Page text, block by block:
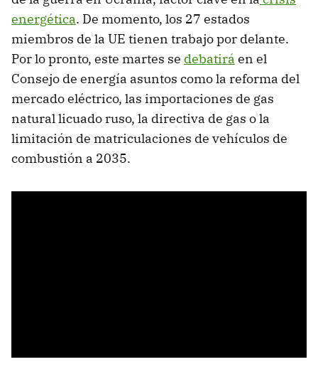
energética. De momento, los 27 estados
miembros de la UE tienen trabajo por delante.
Por lo pronto, este martes se debatirá en el
Consejo de energía asuntos como la reforma del
mercado eléctrico, las importaciones de gas
natural licuado ruso, la directiva de gas o la
limitación de matriculaciones de vehículos de
combustión a 2035.